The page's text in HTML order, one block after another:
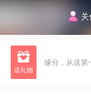
 缘分，从送第